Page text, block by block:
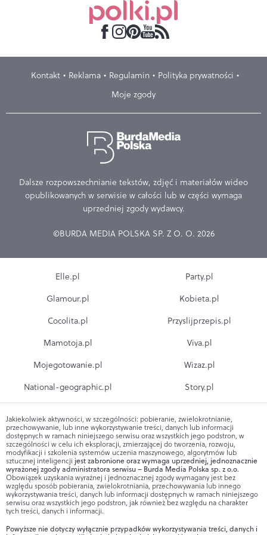
Kontakt Reklama Regulamin
Polityka prywatności
Moje zgody
Dalsze rozpowszechnianie tekstów, zdjęć i materiałów wideo
opublikowanych w serwisie w całości lub w części wymaga
uprzedniej zgody wydawcy.
©BURDA MEDIA POLSKA SP. Z O. O. 2026
Elle.pl
Glamour.pl
Cocolita.pl
Mamotoja.pl
Mojegotowanie.pl
National-geographic.pl
Party.pl
Kobieta.pl
Przyslijprzepis.pl
Viva.pl
Wizaz.pl
Story.pl
Jakiekolwiek aktywności, w szczególności: pobieranie, zwielokrotnianie,
przechowywanie, lub inne wykorzystywanie treści, danych lub informacji
dostępnych w ramach niniejszego serwisu oraz wszystkich jego podstron, w
szczególności w celu ich eksploracji, zmierzającej do tworzenia, rozwoju,
modyfikacji i szkolenia systemów uczenia maszynowego, algorytmów lub
sztucznej inteligencji jest zabronione oraz wymaga uprzedniej, jednoznacznie
wyrażonej zgody administratora serwisu – Burda Media Polska sp. z o.o.
Obowiązek uzyskania wyraźnej i jednoznacznej zgody wymagany jest bez
względu sposób pobierania, zwielokrotniania, przechowywania lub innego
wykorzystywania treści, danych lub informacji dostępnych w ramach niniejszego
serwisu oraz wszystkich jego podstron, jak również bez względu na charakter
tych treści, danych i informacji.
Powyższe nie dotyczy wyłącznie przypadków wykorzystywania treści, danych i